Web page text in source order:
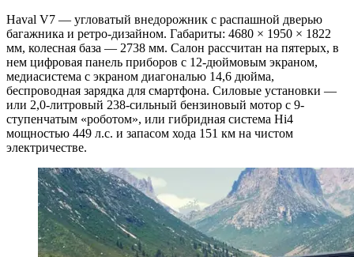
Haval V7 — угловатый внедорожник с распашной дверью
багажника и ретро-дизайном. Габариты: 4680 × 1950 × 1822
мм, колесная база — 2738 мм. Салон рассчитан на пятерых, в
нем цифровая панель приборов с 12-дюймовым экраном,
медиасистема с экраном диагональю 14,6 дюйма,
беспроводная зарядка для смартфона. Силовые установки —
или 2,0-литровый 238-сильный бензиновый мотор с 9-
ступенчатым «роботом», или гибридная система Hi4
мощностью 449 л.с. и запасом хода 151 км на чистом
электричестве.